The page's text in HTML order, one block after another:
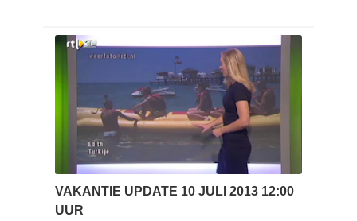
VAKANTIE UPDATE 10 JULI 2013 12:00
UUR